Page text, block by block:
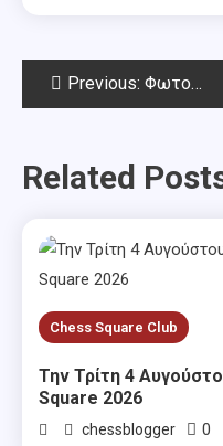
PostPrevious: Φωτογραφίες από το 2ο γύρο
Related
Chess Square Club
Την Τρίτη 4
Square 2026
chessblogger 0